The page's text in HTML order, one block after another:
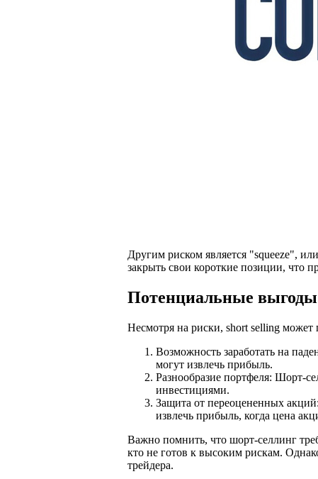
Другим риском является "squeeze",
закрыть свои короткие позиции, что
Потенциальные выгоды
Несмотря на риски, short selling
Возможность заработать на
могут извлечь прибыль.
Разнообразие портфеля: Шорт-
инвестициями.
Защита от переоцененных
извлечь прибыль, когда цена
Важно помнить, что шорт-селлинг
кто не готов к высоким рискам.
трейдера.